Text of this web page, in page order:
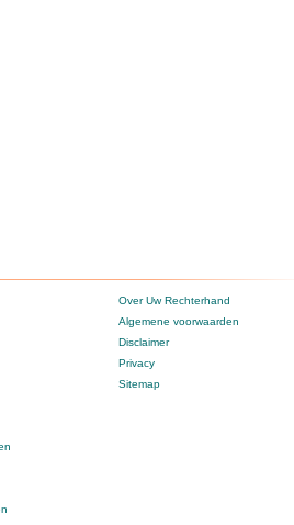
Over Uw Rechterhand
Algemene voorwaarden
Disclaimer
Privacy
Sitemap